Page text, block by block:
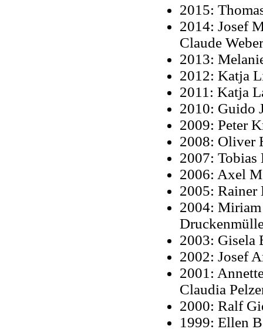
2015:
2014: Josef
Claude Weber
2013:
2012: Katja
2011: Katja
2010: Guido
2009: Peter
2008: Oliver
2007: Tobias
2006: Axel
2005: Rainer
2004: Miriam
2003: Gisela
2002: Josef
2001:
Claudia
2000: Ralf
1999: Ellen